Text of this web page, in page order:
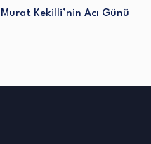
Murat Kekilli’nin Acı Günü